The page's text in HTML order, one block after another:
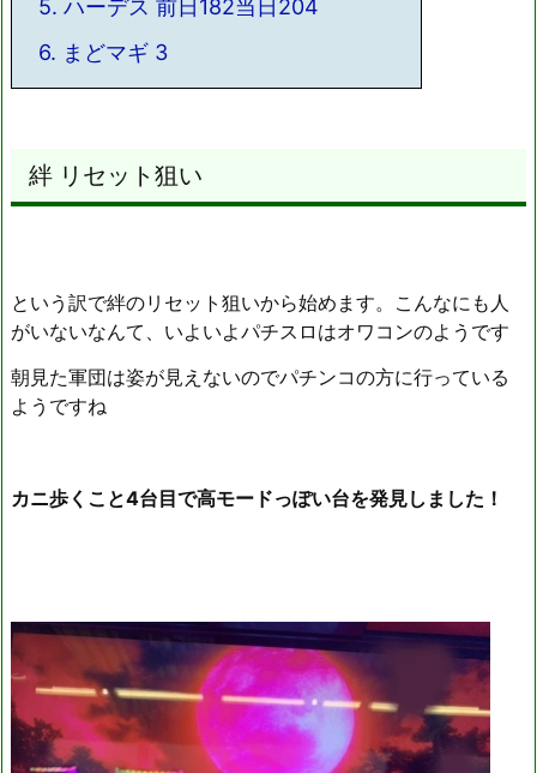
5. ハーデス 前日182当日204
6. まどマギ 3
絆 リセット狙い
という訳で絆のリセット狙いから始めます。こんなにも人
がいないなんて、いよいよパチスロはオワコンのようです
朝見た軍団は姿が見えないのでパチンコの方に行っている
ようですね
カニ歩くこと4台目で高モードっぽい台を発見しました！